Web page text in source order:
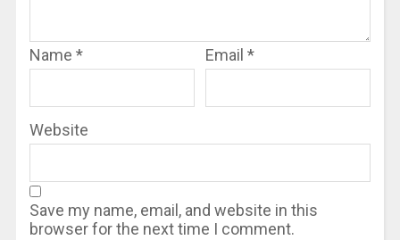
Name * Email *
Website
Save my name, email, and website in this
browser for the next time I comment.